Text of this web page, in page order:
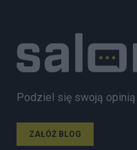
Podziel się swoją opinią
ZAŁÓŻ BLOG